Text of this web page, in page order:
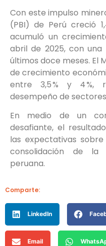
Con este impulso
(PBI) de Perú creció
acumuló un
abril de 2025, con una
últimos doce meses. El
de crecimiento
entre 3,5 % y 4 %,
desempeño de
En medio de un
desafiante, el
las expectativas
consolidación de la
peruana.
Comparte:
LinkedIn
Email